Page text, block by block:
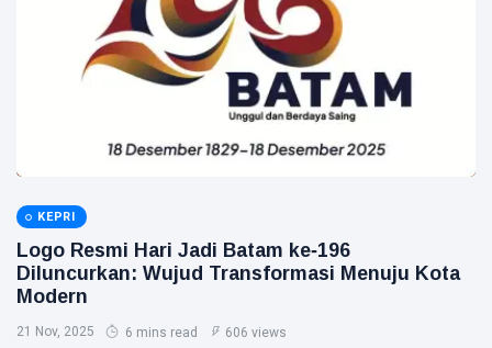
KEPRI
Logo Resmi Hari Jadi Batam ke‑196
Diluncurkan: Wujud Transformasi Menuju Kota
Modern
21 Nov, 2025 6 mins read 606 views